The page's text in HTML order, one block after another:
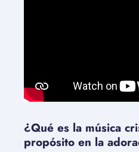
¿Qué es la música
propósito en la